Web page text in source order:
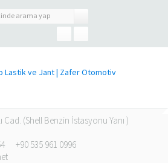
Cad. (Shell Benzin İstasyonu Yanı )
+90 535 961 0996